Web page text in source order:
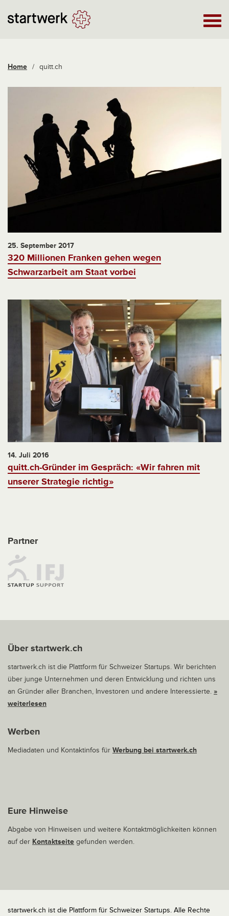
Home / quitt.ch
25. September 2017
320 Millionen Franken gehen wegen
Schwarzarbeit am Staat vorbei
14. Juli 2016
quitt.ch-Gründer im Gespräch: «Wir fahren mit
unserer Strategie richtig»
Partner
Über startwerk.ch
startwerk.ch ist die Plattform für Schweizer Startups. Wir berichten
über junge Unternehmen und deren Entwicklung und richten uns
an Gründer aller Branchen, Investoren und andere Interessierte. »
weiterlesen
Werben
Mediadaten und Kontaktinfos für Werbung bei startwerk.ch
Eure Hinweise
Abgabe von Hinweisen und weitere Kontaktmöglichkeiten können
auf der Kontaktseite gefunden werden.
startwerk.ch ist die Plattform für Schweizer Startups. Alle Rechte